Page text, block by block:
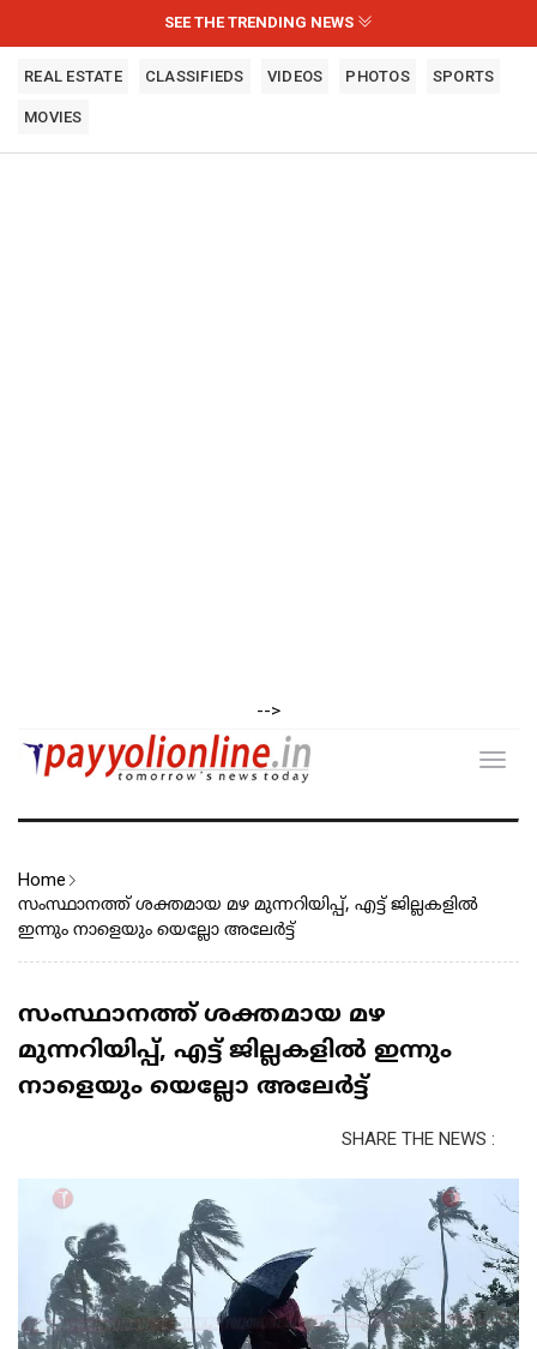
SEE THE TRENDING NEWS
REAL ESTATE CLASSIFIEDS VIDEOS PHOTOS SPORTS
MOVIES
-->
Home
സംസ്ഥാനത്ത് ശക്തമായ മഴ മുന്നറിയിപ്പ്, എട്ട് ജില്ലകളിൽ
ഇന്നും നാളെയും യെല്ലോ അലേർട്ട്
സംസ്ഥാനത്ത് ശക്തമായ മഴ
മുന്നറിയിപ്പ്, എട്ട് ജില്ലകളിൽ ഇന്നും
നാളെയും യെല്ലോ അലേർട്ട്
SHARE THE NEWS :